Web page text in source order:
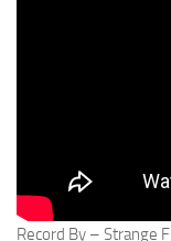
Record By – Strange